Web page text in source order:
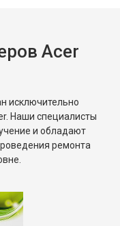
Acer
исключительно
Наши специалисты
и обладают
ремонта